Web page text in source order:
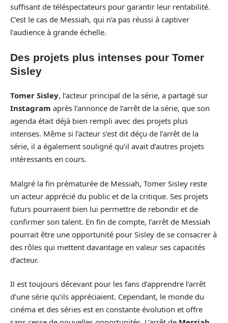
suffisant de téléspectateurs pour garantir leur rentabilité.
C’est le cas de Messiah, qui n’a pas réussi à captiver
l’audience à grande échelle.
Des projets plus intenses pour Tomer
Sisley
Tomer Sisley, l’acteur principal de la série, a partagé sur
Instagram après l’annonce de l’arrêt de la série, que son
agenda était déjà bien rempli avec des projets plus
intenses. Même si l’acteur s’est dit déçu de l’arrêt de la
série, il a également souligné qu’il avait d’autres projets
intéressants en cours.
Malgré la fin prématurée de Messiah, Tomer Sisley reste
un acteur apprécié du public et de la critique. Ses projets
futurs pourraient bien lui permettre de rebondir et de
confirmer son talent. En fin de compte, l’arrêt de Messiah
pourrait être une opportunité pour Sisley de se consacrer à
des rôles qui mettent davantage en valeur ses capacités
d’acteur.
Il est toujours décevant pour les fans d’apprendre l’arrêt
d’une série qu’ils appréciaient. Cependant, le monde du
cinéma et des séries est en constante évolution et offre